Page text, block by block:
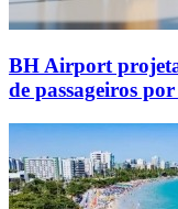
BH Airport
de passageiros por